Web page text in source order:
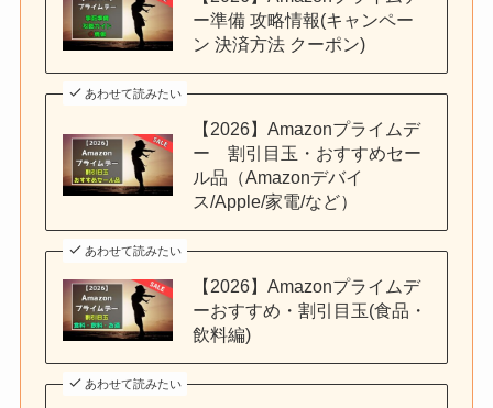
ー準備 攻略情報(キャンペー
ン 決済方法 クーポン)
あわせて読みたい
【2026】Amazonプライムデ
ー 割引目玉・おすすめセー
ル品（Amazonデバイ
ス/Apple/家電/など）
あわせて読みたい
【2026】Amazonプライムデ
ーおすすめ・割引目玉(食品・
飲料編)
あわせて読みたい